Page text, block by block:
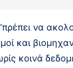
να
και
κοινά